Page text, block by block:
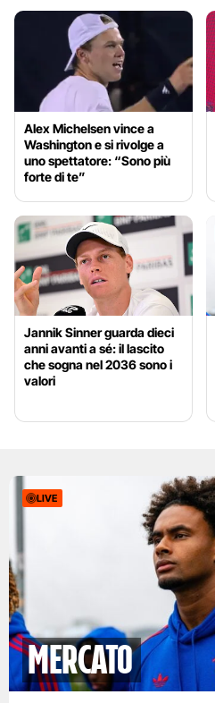
Alex Michelsen vince a
Washington e si rivolge a
uno spettatore: “Sono più
forte di te”
Jannik Sinner guarda dieci
anni avanti a sé: il lascito
che sogna nel 2036 sono i
valori
LIVE
mercato